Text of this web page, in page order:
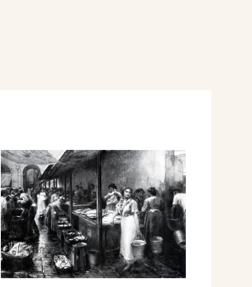
L’Esposizione Nazionale di
applicata. Natura ed
23 - 5 novembre, p. 755 ill.
Navale Italiana a
Rivista Municipale, Anno 13,
La Casa del Fascio,
anno 13 - Num.° 6